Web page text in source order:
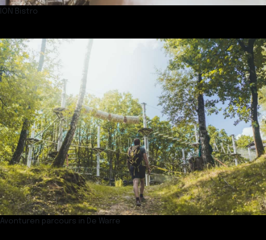
ION Bistro
Avonturen parcours in De Warre